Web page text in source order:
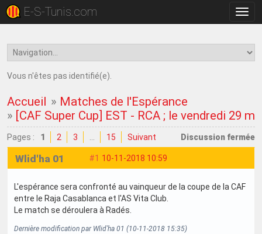
la
E-S-Tunis.com
Vous n'êtes pas identifié(e).
Accueil » Matches de l'Espérance
» [CAF Super Cup] EST - RCA ; le vendredi 29
Pages : 1 2 3 15 Suivant Discussion fermée
#1 10-11-2018 10:59
Wlid'ha 01
L'espérance sera confronté au vainqueur de la coupe de la CAF
entre le Raja Casablanca et l'AS Vita Club.
Le match se déroulera à Radés.
Dernière modification par Wlid'ha 01 (10-11-2018 15:35)